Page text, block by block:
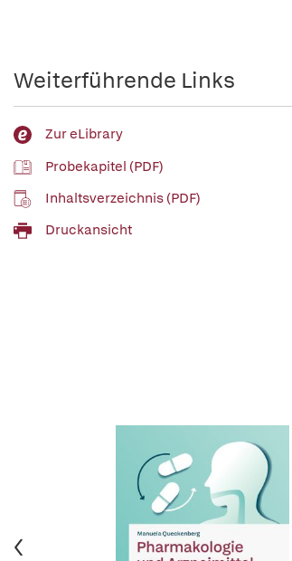
Weiterführende Links
Zur eLibrary
Probekapitel (PDF)
Inhaltsverzeichnis (PDF)
Druckansicht